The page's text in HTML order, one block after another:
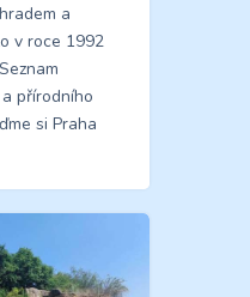
a
v roce 1992
přírodního
si Praha